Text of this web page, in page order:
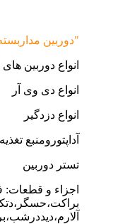
"دوربین
انواع دوربین
انواع دی وی آر
انواع دزدگیر
آداپتورومنبع تغذیه
تستر دوربین
اجزاء و